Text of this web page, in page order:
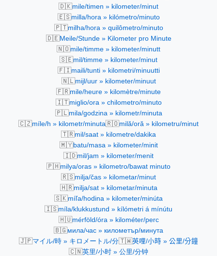
🇩🇰mile/timen » kilometer/minut
🇪🇸milla/hora » kilómetro/minuto
🇵🇹milha/hora » quilômetro/minuto
🇩🇪Meile/Stunde » Kilometer pro Minute
🇳🇴mile/timme » kilometer/minutt
🇸🇪mil/timme » kilometer/minut
🇫🇮maili/tunti » kilometri/minuutti
🇳🇱mijl/uur » kilometer/minuut
🇫🇷mile/heure » kilomètre/minute
🇮🇹miglio/ora » chilometro/minuto
🇵🇱mila/godzina » kilometr/minuta
🇨🇿míle/h » kilometr/minuta🇷🇴milă/oră » kilometru/minut
🇹🇷mil/saat » kilometre/dakika
🇲🇾batu/masa » kilometer/minit
🇮🇩mil/jam » kilometer/menit
🇵🇭milya/oras » kilometro/bawat minuto
🇷🇸milja/čas » kilometar/minut
🇭🇷milja/sat » kilometar/minuta
🇸🇰míľa/hodina » kilometer/minúta
🇮🇸míla/klukkustund » kílómetri á mínútu
🇭🇺mérföld/óra » kilométer/perc
🇧🇬мила/час » километър/минута
🇯🇵マイル/時 » キロメートル/分🇹🇼英哩/小時 » 公里/分鐘
🇨🇳英里/小时 » 公里/分钟